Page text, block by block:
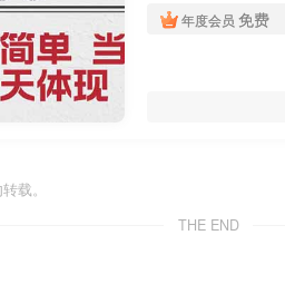
年度会员 免费
载。
THE END